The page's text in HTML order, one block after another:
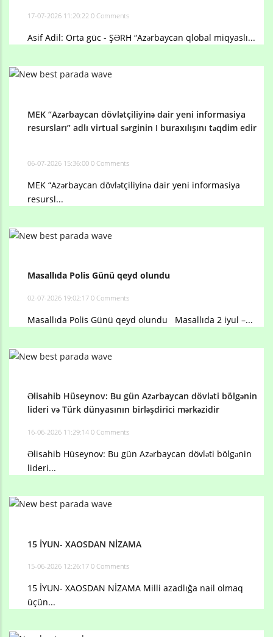
17-07-2026 11:20:22 0 Comments
Asif Adil: Orta güc - ŞƏRH “Azərbaycan qlobal miqyaslı...
MEK “Azərbaycan dövlətçiliyinə dair yeni informasiya
resursları” adlı virtual sərginin I buraxılışını təqdim edir
06-07-2026 15:36:00 0 Comments
MEK “Azərbaycan dövlətçiliyinə dair yeni informasiya
resursl...
Masallıda Polis Günü qeyd olundu
02-07-2026 19:02:17 0 Comments
Masallıda Polis Günü qeyd olundu Masallıda 2 iyul –...
Əlisahib Hüseynov: Bu gün Azərbaycan dövləti bölgənin
lideri və Türk dünyasının birləşdirici mərkəzidir
16-06-2026 11:29:14 0 Comments
Əlisahib Hüseynov: Bu gün Azərbaycan dövləti bölgənin
lideri...
15 İYUN- XAOSDAN NİZAMA
15-06-2026 12:26:17 0 Comments
15 İYUN- XAOSDAN NİZAMA Milli azadlığa nail olmaq
üçün...